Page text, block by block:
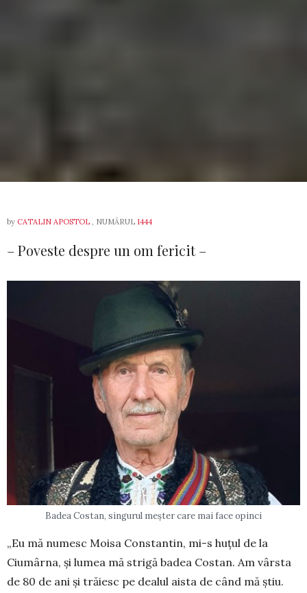
by CATALIN APOSTOL , NUMĂRUL 1444
– Poveste despre un om fericit –
Badea Costan, singurul meșter care mai face opinci
„Eu mă numesc Moisa Constantin, mi-s huțul de la
Ciumârna, și lumea mă strigă badea Costan. Am vârsta
de 80 de ani și trăiesc pe dealul aista de când mă știu.